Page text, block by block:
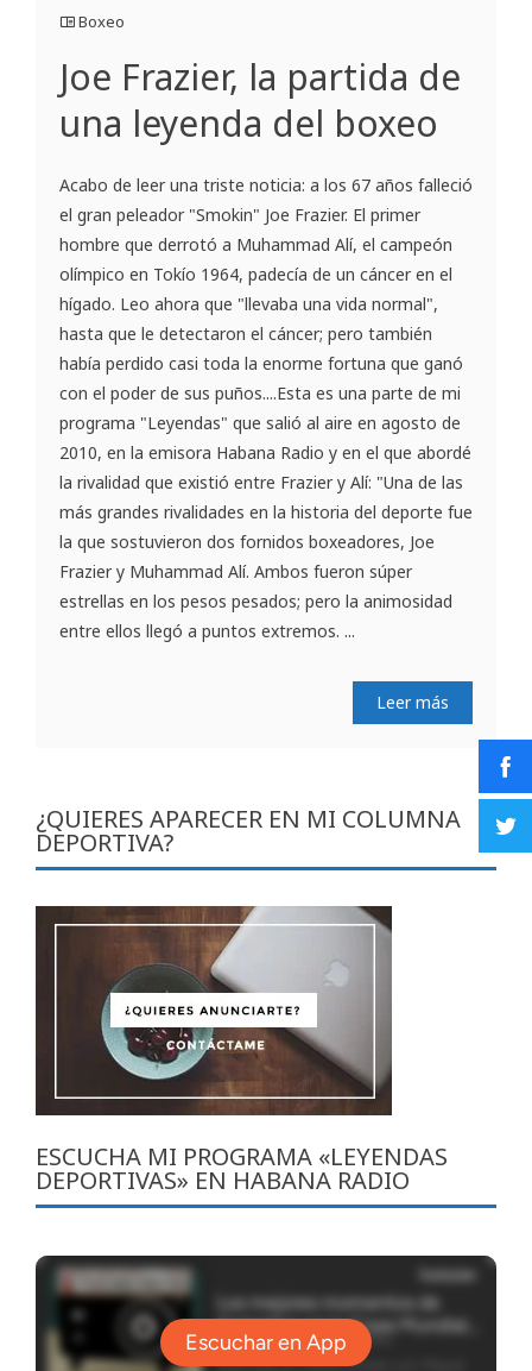
Boxeo
Joe Frazier, la partida de
una leyenda del boxeo
Acabo de leer una triste noticia: a los 67 años falleció
el gran peleador "Smokin" Joe Frazier. El primer
hombre que derrotó a Muhammad Alí, el campeón
olímpico en Tokío 1964, padecía de un cáncer en el
hígado. Leo ahora que "llevaba una vida normal",
hasta que le detectaron el cáncer; pero también
había perdido casi toda la enorme fortuna que ganó
con el poder de sus puños....Esta es una parte de mi
programa "Leyendas" que salió al aire en agosto de
2010, en la emisora Habana Radio y en el que abordé
la rivalidad que existió entre Frazier y Alí: "Una de las
más grandes rivalidades en la historia del deporte fue
la que sostuvieron dos fornidos boxeadores, Joe
Frazier y Muhammad Alí. Ambos fueron súper
estrellas en los pesos pesados; pero la animosidad
entre ellos llegó a puntos extremos. ...
Leer más
¿QUIERES APARECER EN MI COLUMNA
DEPORTIVA?
ESCUCHA MI PROGRAMA «LEYENDAS
DEPORTIVAS» EN HABANA RADIO